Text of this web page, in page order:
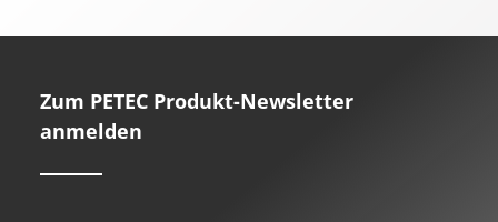
Zum PETEC Produkt-Newsletter
anmelden